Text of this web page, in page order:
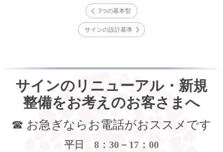
3つの基本型
サインの設計基準
サインのリニューアル・新規
整備をお考えのお客さまへ
☎ お急ぎならお電話がおススメです
平日 8：30－17：00